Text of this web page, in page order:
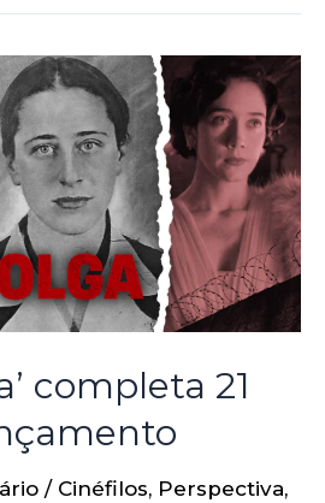
completa 21
/ Cinéfilos, Perspectiva,